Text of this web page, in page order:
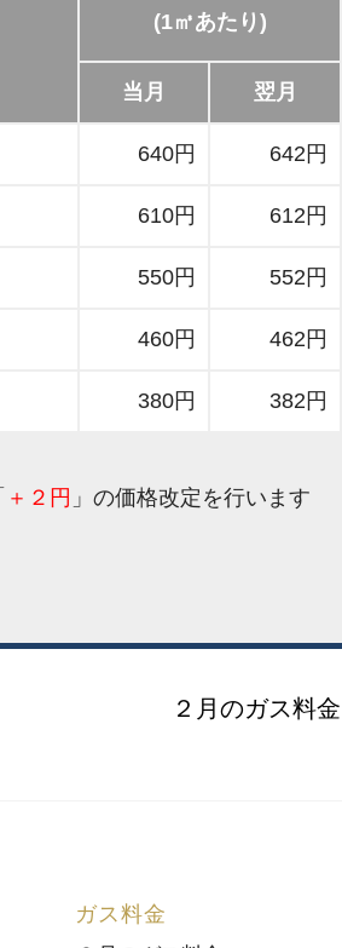
(1㎥あたり)
当月 翌月
640円 642円
610円 612円
550円 552円
460円 462円
380円 382円
＋２ 円 」の価格改定を行います
２月のガス料金
ガス料金